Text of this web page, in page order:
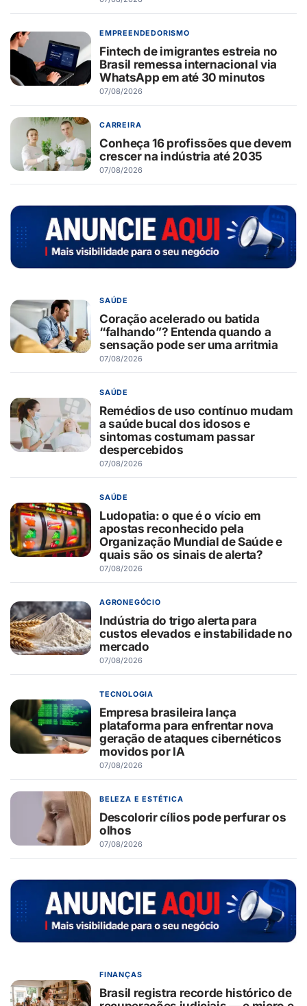
EMPREENDEDORISMO
Fintech de imigrantes estreia no
Brasil remessa internacional via
WhatsApp em até 30 minutos
07/08/2026
CARREIRA
Conheça 16 profissões que devem
crescer na indústria até 2035
07/08/2026
SAÚDE
Coração acelerado ou batida
“falhando”? Entenda quando a
sensação pode ser uma arritmia
07/08/2026
SAÚDE
Remédios de uso contínuo mudam
a saúde bucal dos idosos e
sintomas costumam passar
despercebidos
07/08/2026
SAÚDE
Ludopatia: o que é o vício em
apostas reconhecido pela
Organização Mundial de Saúde e
quais são os sinais de alerta?
07/08/2026
AGRONEGÓCIO
Indústria do trigo alerta para
custos elevados e instabilidade no
mercado
07/08/2026
TECNOLOGIA
Empresa brasileira lança
plataforma para enfrentar nova
geração de ataques cibernéticos
movidos por IA
07/08/2026
BELEZA E ESTÉTICA
Descolorir cílios pode perfurar os
olhos
07/08/2026
FINANÇAS
Brasil registra recorde histórico de